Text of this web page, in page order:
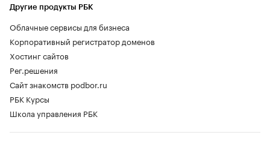
Другие продукты РБК
Облачные сервисы для бизнеса
Корпоративный регистратор доменов
Хостинг сайтов
Рег.решения
Сайт знакомств podbor.ru
РБК Курсы
Школа управления РБК